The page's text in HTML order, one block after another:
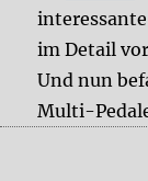
im Detail
Und nun
Multi-